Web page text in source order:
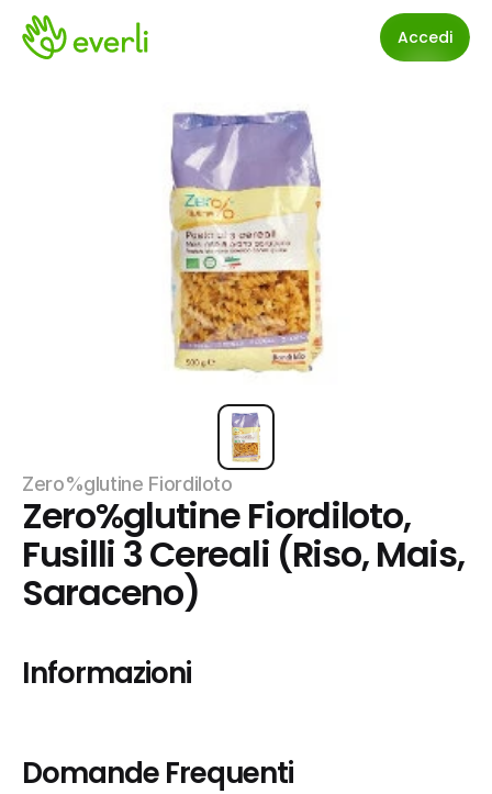
Accedi
Zero%glutine Fiordiloto
Zero%glutine Fiordiloto,
Fusilli 3 Cereali (Riso, Mais,
Saraceno)
Informazioni
Domande Frequenti